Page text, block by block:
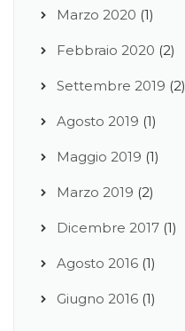
Marzo 2020 (1)
Febbraio 2020 (2)
Settembre 2019 (2)
Agosto 2019 (1)
Maggio 2019 (1)
Marzo 2019 (2)
Dicembre 2017 (1)
Agosto 2016 (1)
Giugno 2016 (1)